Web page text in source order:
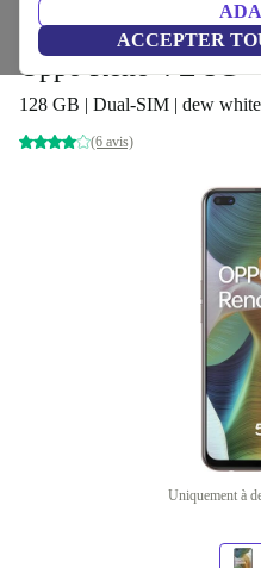
ACCEPTER
Téléphones &
Oppo Reno 4 Z 5G
128 GB | Dual-SIM | dew white
(6 avis)
Uniquement à